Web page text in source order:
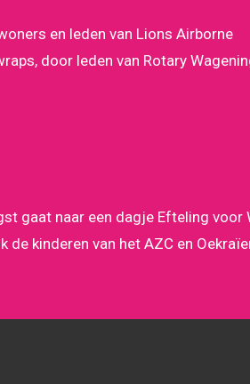
en leden van Lions Airborne
door leden van Rotary
gaat naar een dagje Efteling voor
kinderen van het AZC en